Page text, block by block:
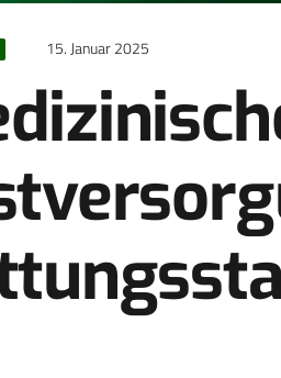
15. Januar 2025